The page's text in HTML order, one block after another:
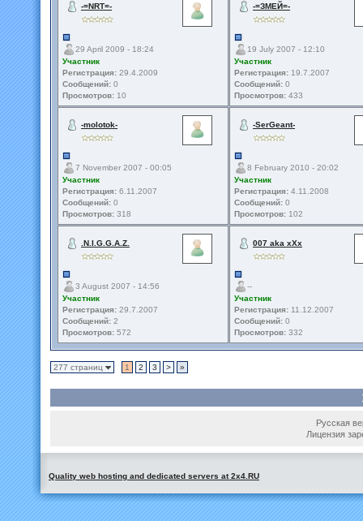
-=NRT=-
29 April 2009 - 18:24
Участник
Регистрация: 29.4.2009
Сообщений: 0
Просмотров: 10
-=ЗМЕЙ=-
19 July 2007 - 12:10
Участник
Регистрация: 19.7.2007
Сообщений: 0
Просмотров: 433
-molotok-
7 November 2007 - 00:05
Участник
Регистрация: 6.11.2007
Сообщений: 0
Просмотров: 318
-SerGeant-
8 February 2010 - 20:02
Участник
Регистрация: 4.11.2008
Сообщений: 0
Просмотров: 102
.N.I.G.G.A.Z.
3 August 2007 - 14:56
Участник
Регистрация: 29.7.2007
Сообщений: 2
Просмотров: 572
007 aka xXx
--
Участник
Регистрация: 11.12.2007
Сообщений: 0
Просмотров: 332
277 страниц 1 2 3 > »
Русская
Лицензия
Quality web hosting and dedicated servers at 2x4.RU